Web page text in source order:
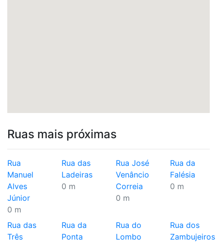
Ruas mais próximas
Rua
Manuel
Alves
Júnior
0 m
Rua das
Ladeiras
0 m
Rua José
Venâncio
Correia
0 m
Rua da
Falésia
0 m
Rua das
Três
Rua da
Ponta
Rua do
Lombo
Rua dos
Zambujeiros